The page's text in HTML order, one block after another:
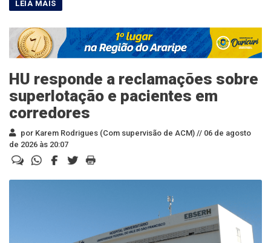
HU responde a reclamações sobre
superlotação e pacientes em
corredores
por Karem Rodrigues (Com supervisão de ACM) // 06 de agosto
de 2026 às 20:07